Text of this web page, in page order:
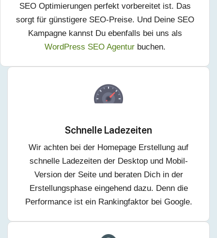
SEO Optimierungen perfekt vorbereitet ist. Das
sorgt für günstigere SEO-Preise. Und Deine SEO
Kampagne kannst Du ebenfalls bei uns als
WordPress SEO Agenturbuchen.
Schnelle Ladezeiten
Wir achten bei der Homepage Erstellung auf
schnelle Ladezeiten der Desktop und Mobil-
Version der Seite und beraten Dich in der
Erstellungsphase eingehend dazu. Denn die
Performance ist ein Rankingfaktor bei Google.